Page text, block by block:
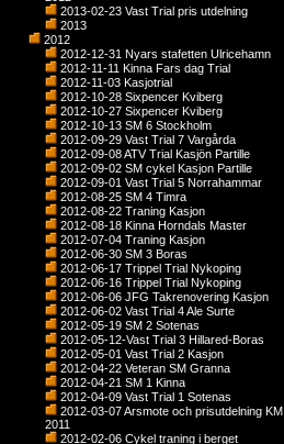
2013-02-23 Vast Trial pris utdelning
2013
2012
2012-12-31 Nyars stafetten Ulricehamn
2012-11-11 Kinna Fars dag Trial
2012-11-03 Kasjotrial
2012-10-28 Sixpencer Kviberg
2012-10-27 Sixpencer Kviberg
2012-10-13 SM 6 Stockholm
2012-09-29 Vast Trial 7 Vargårda
2012-09-08 ATV Trial Kasjön Partille
2012-09-02 SM cykel Kasjon Partille
2012-09-01 Vast Trial 5 Norrahammar
2012-08-25 SM 4 Timra
2012-08-22 Traning Kasjon
2012-08-18 Kinna Horndals Master
2012-07-04 Traning Kasjon
2012-06-30 SM 3 Boras
2012-06-17 Trippel Trial Nykoping
2012-06-16 Trippel Trial Nykoping
2012-06-06 JFG Takrenovering Kasjon
2012-06-02 Vast Trial 4 Ale Surte
2012-05-19 SM 2 Sotenas
2012-05-12-Vast Trial 3 Hillared-Boras
2012-05-01 Vast Trial 2 Kasjon
2012-04-22 Veteran SM Granna
2012-04-21 SM 1 Kinna
2012-04-09 Vast Trial 1 Sotenas
2012-03-07 Arsmote och prisutdelning KM
2011
2012-02-06 Cykel traning i berget